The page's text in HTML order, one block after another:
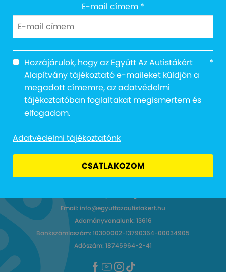
type null in
/home/egyuttazautistak/public_html/wp-
content/themes/frontend/single-media-
videos.phpon line10
Email: info@egyuttazautistakert.hu
Adományvonalunk: 13616
Bankszámlaszám: 10300002-13790364-00034905
Adószám: 18745964-2-41
E-mail címem *
Hozzájárulok, hogy az Együtt Az Autistákért
Alapítvány tájékoztató e-maileket küldjön a
megadott címemre, az adatvédelmi
tájékoztatóban foglaltakat megismertem és
elfogadom.
*
Adatvédelmi tájékoztatónk
CSATLAKOZOM